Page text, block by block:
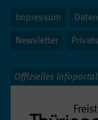
Impressum
Newsletter
Offizielles